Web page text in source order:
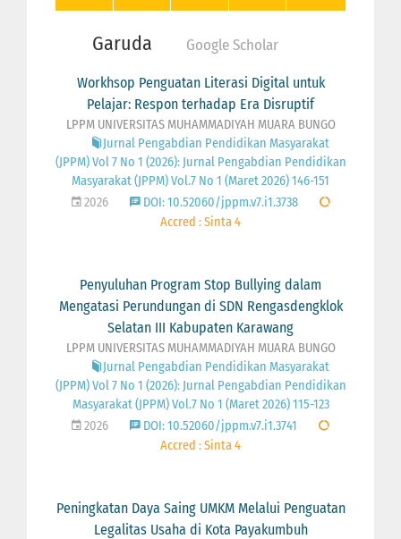
Garuda Google Scholar
Workhsop Penguatan Literasi Digital untuk
Pelajar: Respon terhadap Era Disruptif
LPPM UNIVERSITAS MUHAMMADIYAH MUARA BUNGO
Jurnal Pengabdian Pendidikan Masyarakat
(JPPM) Vol 7 No 1 (2026): Jurnal Pengabdian Pendidikan
Masyarakat (JPPM) Vol.7 No 1 (Maret 2026) 146-151
2026
DOI: 10.52060/jppm.v7.i1.3738
Accred : Sinta 4
Penyuluhan Program Stop Bullying dalam
Mengatasi Perundungan di SDN Rengasdengklok
Selatan III Kabupaten Karawang
LPPM UNIVERSITAS MUHAMMADIYAH MUARA BUNGO
Jurnal Pengabdian Pendidikan Masyarakat
(JPPM) Vol 7 No 1 (2026): Jurnal Pengabdian Pendidikan
Masyarakat (JPPM) Vol.7 No 1 (Maret 2026) 115-123
2026
DOI: 10.52060/jppm.v7.i1.3741
Accred : Sinta 4
Peningkatan Daya Saing UMKM Melalui Penguatan
Legalitas Usaha di Kota Payakumbuh